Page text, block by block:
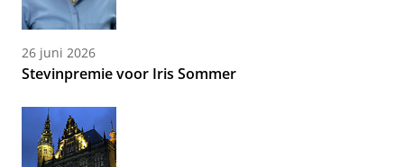
26 juni 2026
Stevinpremie voor Iris Sommer